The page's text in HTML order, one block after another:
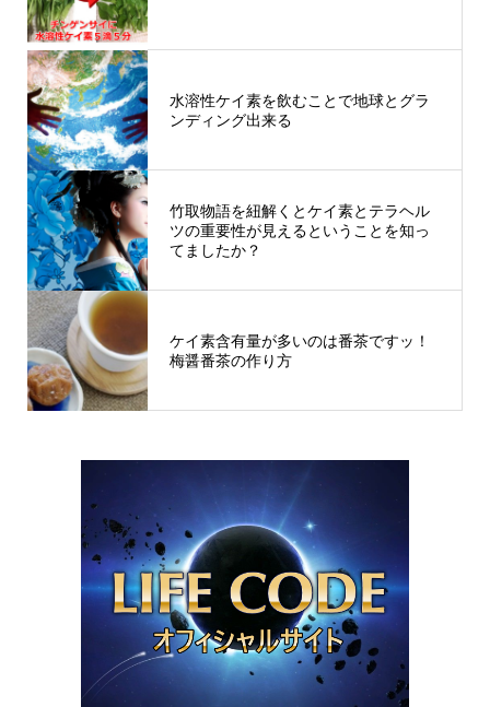
水溶性ケイ素を飲むことで地球とグラ
ンディング出来る
竹取物語を紐解くとケイ素とテラヘル
ツの重要性が見えるということを知っ
てましたか？
ケイ素含有量が多いのは番茶ですッ！
梅醤番茶の作り方